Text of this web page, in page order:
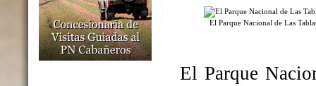
El Parque Nacional de Las
El Parque